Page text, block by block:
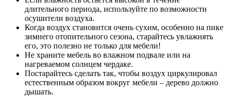
длительного периода, используйте по возможности
осушители воздуха.
Когда воздух становится очень сухим, особенно на пике
зимнего отопительного сезона, старайтесь увлажнять
его, это полезно не только для мебели!
Не храните мебель во влажном подвале или на
нагреваемом солнцем чердаке.
Постарайтесь сделать так, чтобы воздух циркулировал
естественным образом вокруг мебели – дерево должно
дышать.